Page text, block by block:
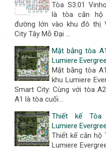
Tòa S3.01
là tòa căn hộ
đường lớn vào khu đô thị
City Tây Mỗ Đại …
Mặt bằng tòa
Lumiere
Mặt bằng tòa
khu Lumiere
Smart City: Cùng với tòa
A1 là tòa cuối…
Thiết kế
Lumiere
Thiết kế căn hộ
Lumiere